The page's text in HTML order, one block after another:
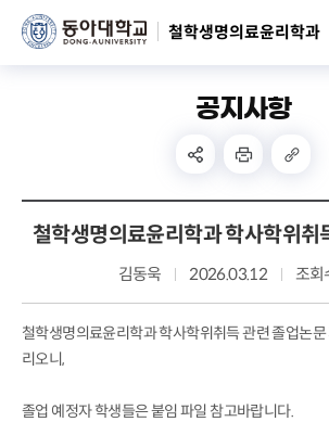
철학생명의료윤리학과
공지사항
김동욱 2026.03.12 조
철학생명의료윤리학과 학사학위취득 관련 졸업논
리오니,
졸업 예정자 학생들은 붙임 파일 참고바랍니다.